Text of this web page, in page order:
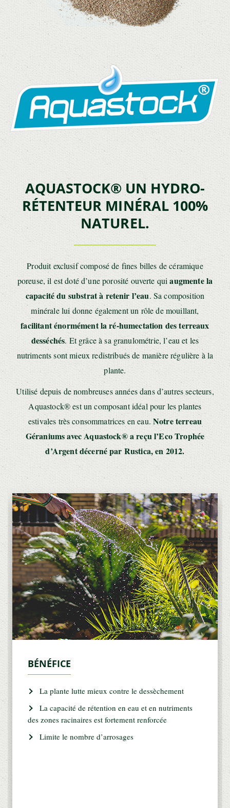
AQUASTOCK® UN HYDRO-
RÉTENTEUR MINÉRAL 100%
NATUREL.
Produit exclusif composé de fines billes de céramique
poreuse, il est doté d’une porosité ouverte quiaugmente la
capacité du substrat à retenir l’eau. Sa composition
minérale lui donne également un rôle de mouillant,
facilitant énormément la ré-humectation des terreaux
desséchés. Et grâce à sa granulométrie, l’eau et les
nutriments sont mieux redistribués de manière régulière à la
plante.
Utilisé depuis de nombreuses années dans d’autres secteurs,
Aquastock® est un composant idéal pour les plantes
estivales très consommatrices en eau. Notre terreau
Géraniums avec Aquastock® a reçu l’Eco Trophée
d’Argent décerné par Rustica, en 2012.
BÉNÉFICE
La plante lutte mieux contre le dessèchement
La capacité de rétention en eau et en nutriments
des zones racinaires est fortement renforcée
Limite le nombre d’arrosages